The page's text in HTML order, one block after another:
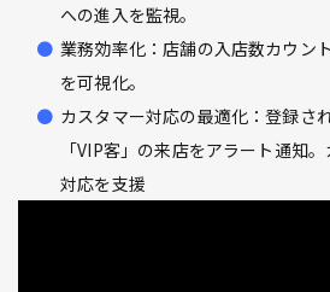
への進入を監視。
業務効率化：店舗の入店数カウン
を可視化。
カスタマー対応の最適化：登録さ
「VIP客」の来店をアラート通知
対応を支援